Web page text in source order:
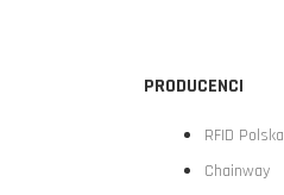
PRODUCENCI
RFID Polska
Chainway